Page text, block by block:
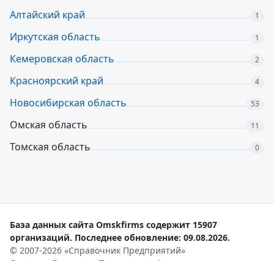
Алтайский край 1
Иркутская область 1
Кемеровская область 2
Красноярский край 4
Новосибирская область 53
Омская область 11
Томская область 0
База данных сайта Omskfirms содержит 15907
организаций. Последнее обновление: 09.08.2026.
© 2007-2026 «Справочник Предприятий»